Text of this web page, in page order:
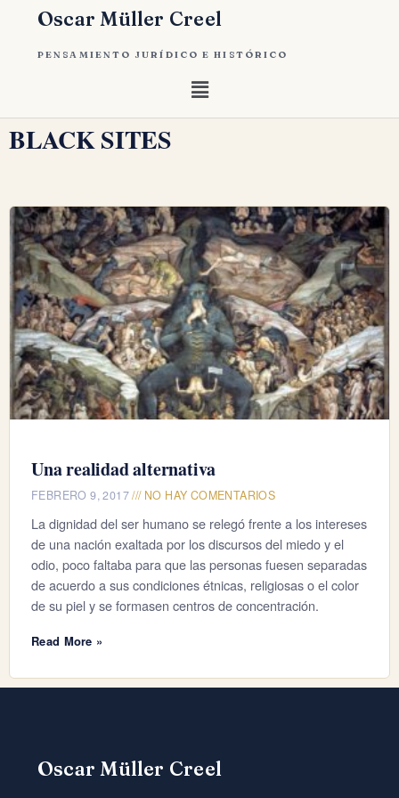
Oscar Müller Creel
PENSAMIENTO JURÍDICO E HISTÓRICO
BLACK SITES
Una realidad alternativa
FEBRERO 9, 2017 NO HAY COMENTARIOS
La dignidad del ser humano se relegó frente a los intereses
de una nación exaltada por los discursos del miedo y el
odio, poco faltaba para que las personas fuesen separadas
de acuerdo a sus condiciones étnicas, religiosas o el color
de su piel y se formasen centros de concentración.
Read More »
Oscar Müller Creel